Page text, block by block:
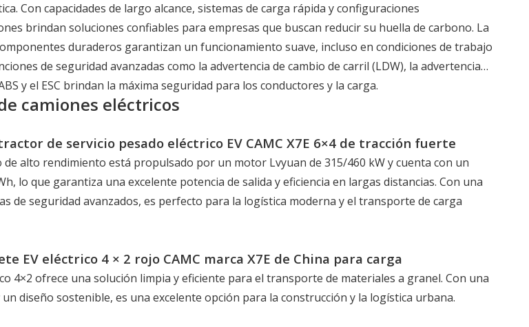
Con capacidades de largo alcance, sistemas de carga rápida y configuraciones
brindan soluciones confiables para empresas que buscan reducir su huella de carbono. La
duraderos garantizan un funcionamiento suave, incluso en condiciones de trabajo
de seguridad avanzadas como la advertencia de cambio de carril (LDW), la advertencia
y el ESC brindan la máxima seguridad para los conductores y la carga.
camiones eléctricos
de servicio pesado eléctrico EV CAMC X7E 6×4 de tracción fuerte
de alto rendimiento está propulsado por un motor Lvyuan de 315/460 kW y cuenta con un
lo que garantiza una excelente potencia de salida y eficiencia en largas distancias. Con una
de seguridad avanzados, es perfecto para la logística moderna y el transporte de carga
EV eléctrico 4 × 2 rojo CAMC marca X7E de China para carga
4×2 ofrece una solución limpia y eficiente para el transporte de materiales a granel. Con una
diseño sostenible, es una excelente opción para la construcción y la logística urbana.